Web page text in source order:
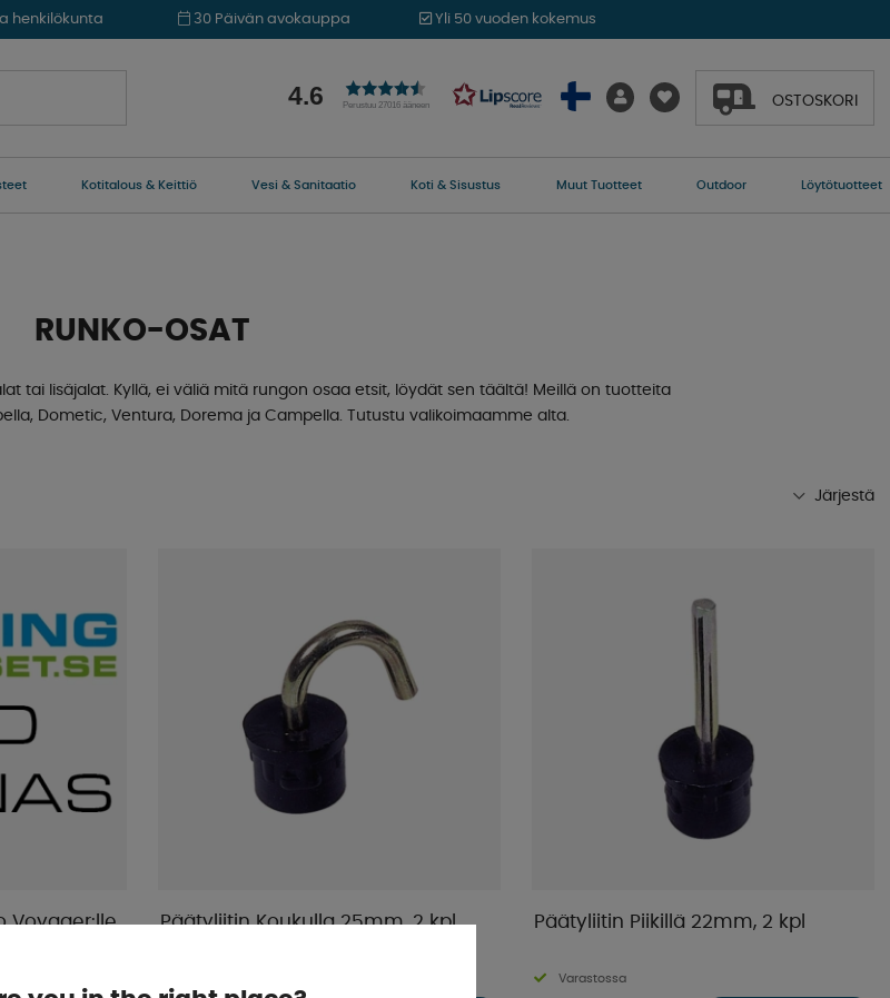
henkilökunta 30 Päivän avokauppa Yli 50 vuoden kokemus
4.6 Perustuu 27016 ääneen OSTOSKORI
Kotitalous & Keittiö Vesi & Sanitaatio Koti & Sisustus Muut Tuotteet Outdoor Löytötuotteet
RUNKO-OSAT
tai lisäjalat. Kyllä, ei väliä mitä rungon osaa etsit, löydät sen täältä! Meillä on tuotteita
Dometic, Ventura, Dorema ja Campella. Tutustu valikoimaamme alta.
Järjestä
Tuotemerkki
Julkistamispäivä
Voyager:lle Päätyliitin Koukulla 25mm, 2 kpl Päätyliitin Piikillä 22mm, 2 kpl
Varastossa